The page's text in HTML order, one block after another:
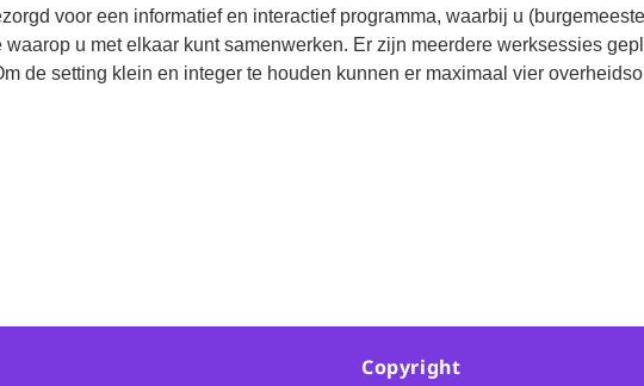
voor een informatief en interactief programma, waarbij u
u met elkaar kunt samenwerken. Er zijn meerdere werksessies
de setting klein en integer te houden kunnen er maximaal vier
Copyright